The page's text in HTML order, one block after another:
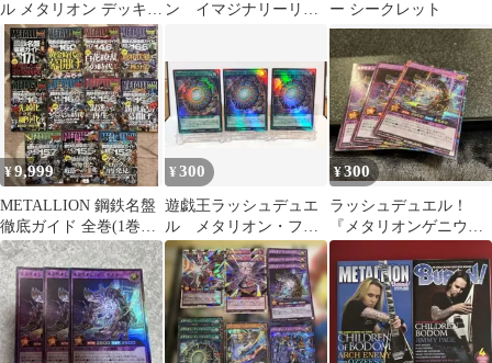
ル メタリオン デッキパ
ーツセット
ン イマジナリーリア
ル
ー シークレット
¥9,999
METALLION 鋼鉄名盤
徹底ガイド 全巻(1巻〜
11巻)セット メタリオ
ン
¥300
遊戯王ラッシュデュエ
ル メタリオン・フュ
ージョン【スーパー】3
枚
¥300
ラッシュデュエル！
『メタリオンゲニウス
ター』新品未使用！シ
ークレット！